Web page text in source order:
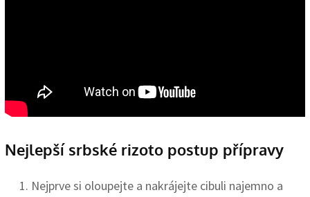
Nejlepší srbské rizoto postup přípravy
Nejprve si oloupejte a nakrájejte cibuli najemno a